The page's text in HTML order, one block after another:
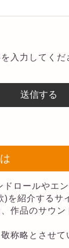
入力してくだ
ドロールやエ
を紹介するサ
作品のサウン
称略とさせて